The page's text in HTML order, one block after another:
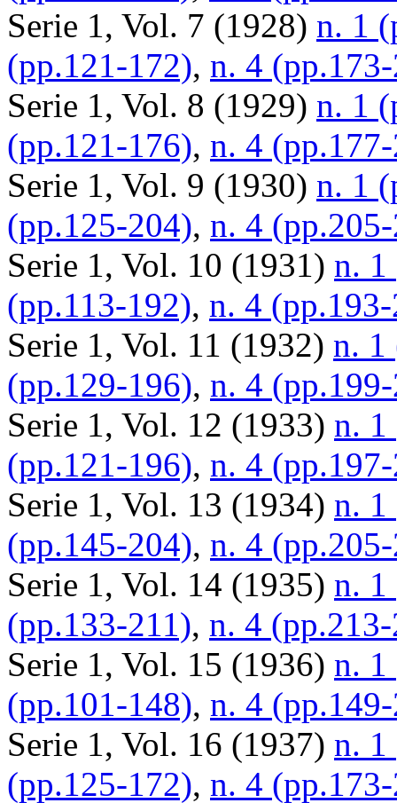
Serie 1, Vol. 7 (1928) n. 1
(pp.121-172), n. 4
Serie 1, Vol. 8 (1929) n. 1
(pp.121-176), n. 4
Serie 1, Vol. 9 (1930) n. 1
(pp.125-204), n. 4
Serie 1, Vol. 10 (1931) n. 1
(pp.113-192), n. 4
Serie 1, Vol. 11 (1932) n. 1
(pp.129-196), n. 4
Serie 1, Vol. 12 (1933) n. 1
(pp.121-196), n. 4
Serie 1, Vol. 13 (1934) n. 1
(pp.145-204), n. 4
Serie 1, Vol. 14 (1935) n. 1
(pp.133-211), n. 4
Serie 1, Vol. 15 (1936) n. 1
(pp.101-148), n. 4
Serie 1, Vol. 16 (1937) n. 1
(pp.125-172), n. 4